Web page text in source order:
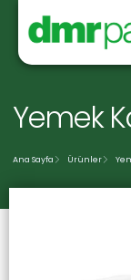
Yemek
Ana Sayfa Ürünler